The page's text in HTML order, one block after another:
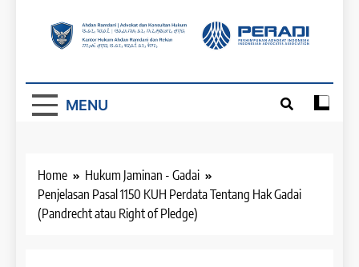
MENU
Home
Hukum Jaminan - Gadai
Penjelasan Pasal 1150 KUH Perdata Tentang Hak Gadai
(Pandrecht atau Right of Pledge)